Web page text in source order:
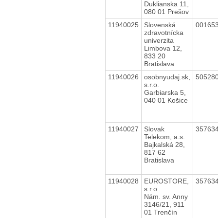
Duklianska 11,
080 01 Prešov
11940025
Slovenská
zdravotnícka
univerzita
Limbova 12,
833 20
Bratislava
11940026
osobnyudaj.sk,
s.r.o.
Garbiarska 5,
040 01 Košice
11940027
Slovak
Telekom, a.s.
Bajkalská 28,
817 62
Bratislava
11940028
EUROSTORE,
s.r.o.
Nám. sv. Anny
3146/21, 911
01 Trenčín